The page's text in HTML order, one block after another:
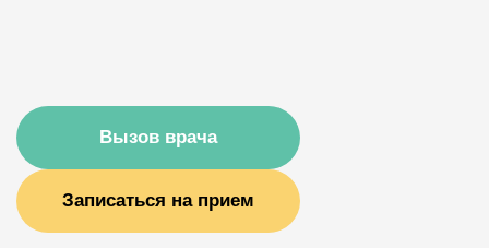
Вызов врача
Записаться на прием